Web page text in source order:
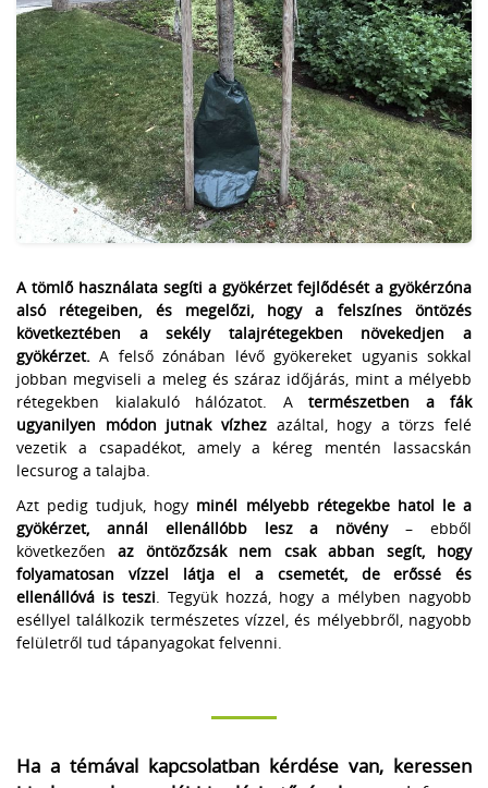
A tömlő használata segíti a gyökérzet fejlődését a gyökérzóna
alsó rétegeiben, és megelőzi, hogy a felszínes öntözés
következtében a sekély talajrétegekben növekedjen a
gyökérzet. A felső zónában lévő gyökereket ugyanis sokkal
jobban megviseli a meleg és száraz időjárás, mint a mélyebb
rétegekben kialakuló hálózatot. A természetben a fák
ugyanilyen módon jutnak vízhezazáltal, hogy a törzs felé
vezetik a csapadékot, amely a kéreg mentén lassacskán
lecsurog a talajba.
Azt pedig tudjuk, hogy minél mélyebb rétegekbe hatol le a
gyökérzet, annál ellenállóbb lesz a növény– ebből
következőenaz öntözőzsák nem csak abban segít, hogy
folyamatosan vízzel látja el a csemetét, de erőssé és
ellenállóvá is teszi . Tegyük hozzá, hogy a mélyben nagyobb
eséllyel találkozik természetes vízzel, és mélyebbről, nagyobb
felületről tud tápanyagokat felvenni.
Ha a témával kapcsolatban kérdése van, keressen